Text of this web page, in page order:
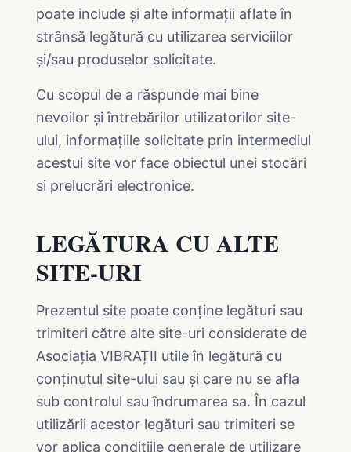
poate include și alte informații aflate în
strânsă legătură cu utilizarea serviciilor
și/sau produselor solicitate.
Cu scopul de a răspunde mai bine
nevoilor și întrebărilor utilizatorilor site-
ului, informațiile solicitate prin intermediul
acestui site vor face obiectul unei stocări
si prelucrări electronice.
LEGĂTURA CU ALTE
SITE-URI
Prezentul site poate conține legături sau
trimiteri către alte site-uri considerate de
Asociația VIBRAȚII utile în legătură cu
conținutul site-ului sau și care nu se afla
sub controlul sau îndrumarea sa. În cazul
utilizării acestor legături sau trimiteri se
vor aplica condițiile generale de utilizare